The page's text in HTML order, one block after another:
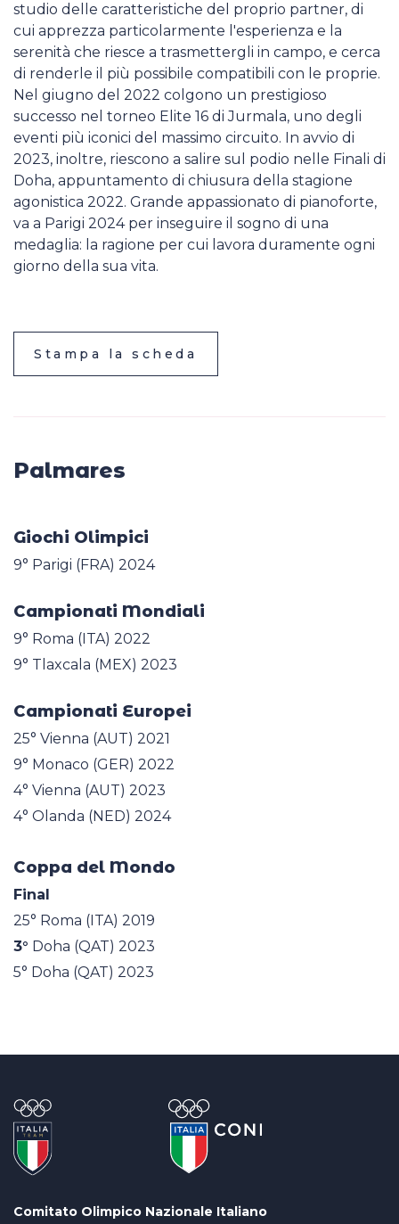
studio delle caratteristiche del proprio partner, di
cui apprezza particolarmente l'esperienza e la
serenità che riesce a trasmettergli in campo, e cerca
di renderle il più possibile compatibili con le proprie.
Nel giugno del 2022 colgono un prestigioso
successo nel torneo Elite 16 di Jurmala, uno degli
eventi più iconici del massimo circuito. In avvio di
2023, inoltre, riescono a salire sul podio nelle Finali di
Doha, appuntamento di chiusura della stagione
agonistica 2022. Grande appassionato di pianoforte,
va a Parigi 2024 per inseguire il sogno di una
medaglia: la ragione per cui lavora duramente ogni
giorno della sua vita.
Stampa la scheda
Palmares
Giochi Olimpici
9° Parigi (FRA) 2024
Campionati Mondiali
9° Roma (ITA) 2022
9° Tlaxcala (MEX) 2023
Campionati Europei
25° Vienna (AUT) 2021
9° Monaco (GER) 2022
4° Vienna (AUT) 2023
4° Olanda (NED) 2024
Coppa del Mondo
Final
25° Roma (ITA) 2019
3° Doha (QAT) 2023
5° Doha (QAT) 2023
Comitato Olimpico Nazionale Italiano